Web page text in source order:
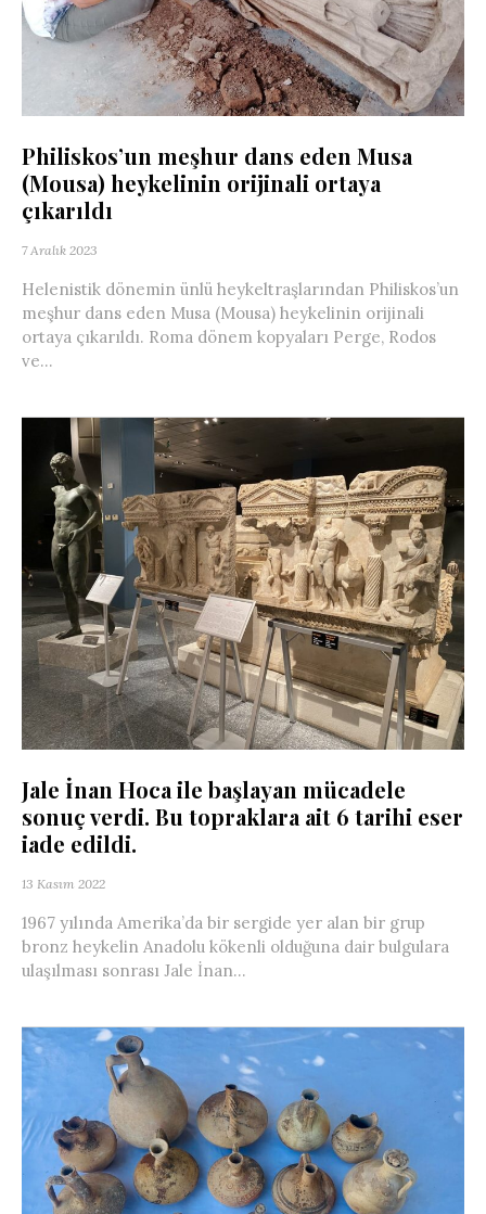
Philiskos’un meşhur dans eden Musa
(Mousa) heykelinin orijinali ortaya
çıkarıldı
7 Aralık 2023
Helenistik dönemin ünlü heykeltraşlarından Philiskos’un
meşhur dans eden Musa (Mousa) heykelinin orijinali
ortaya çıkarıldı. Roma dönem kopyaları Perge, Rodos
ve...
Jale İnan Hoca ile başlayan mücadele
sonuç verdi. Bu topraklara ait 6 tarihi eser
iade edildi.
13 Kasım 2022
1967 yılında Amerika’da bir sergide yer alan bir grup
bronz heykelin Anadolu kökenli olduğuna dair bulgulara
ulaşılması sonrası Jale İnan...